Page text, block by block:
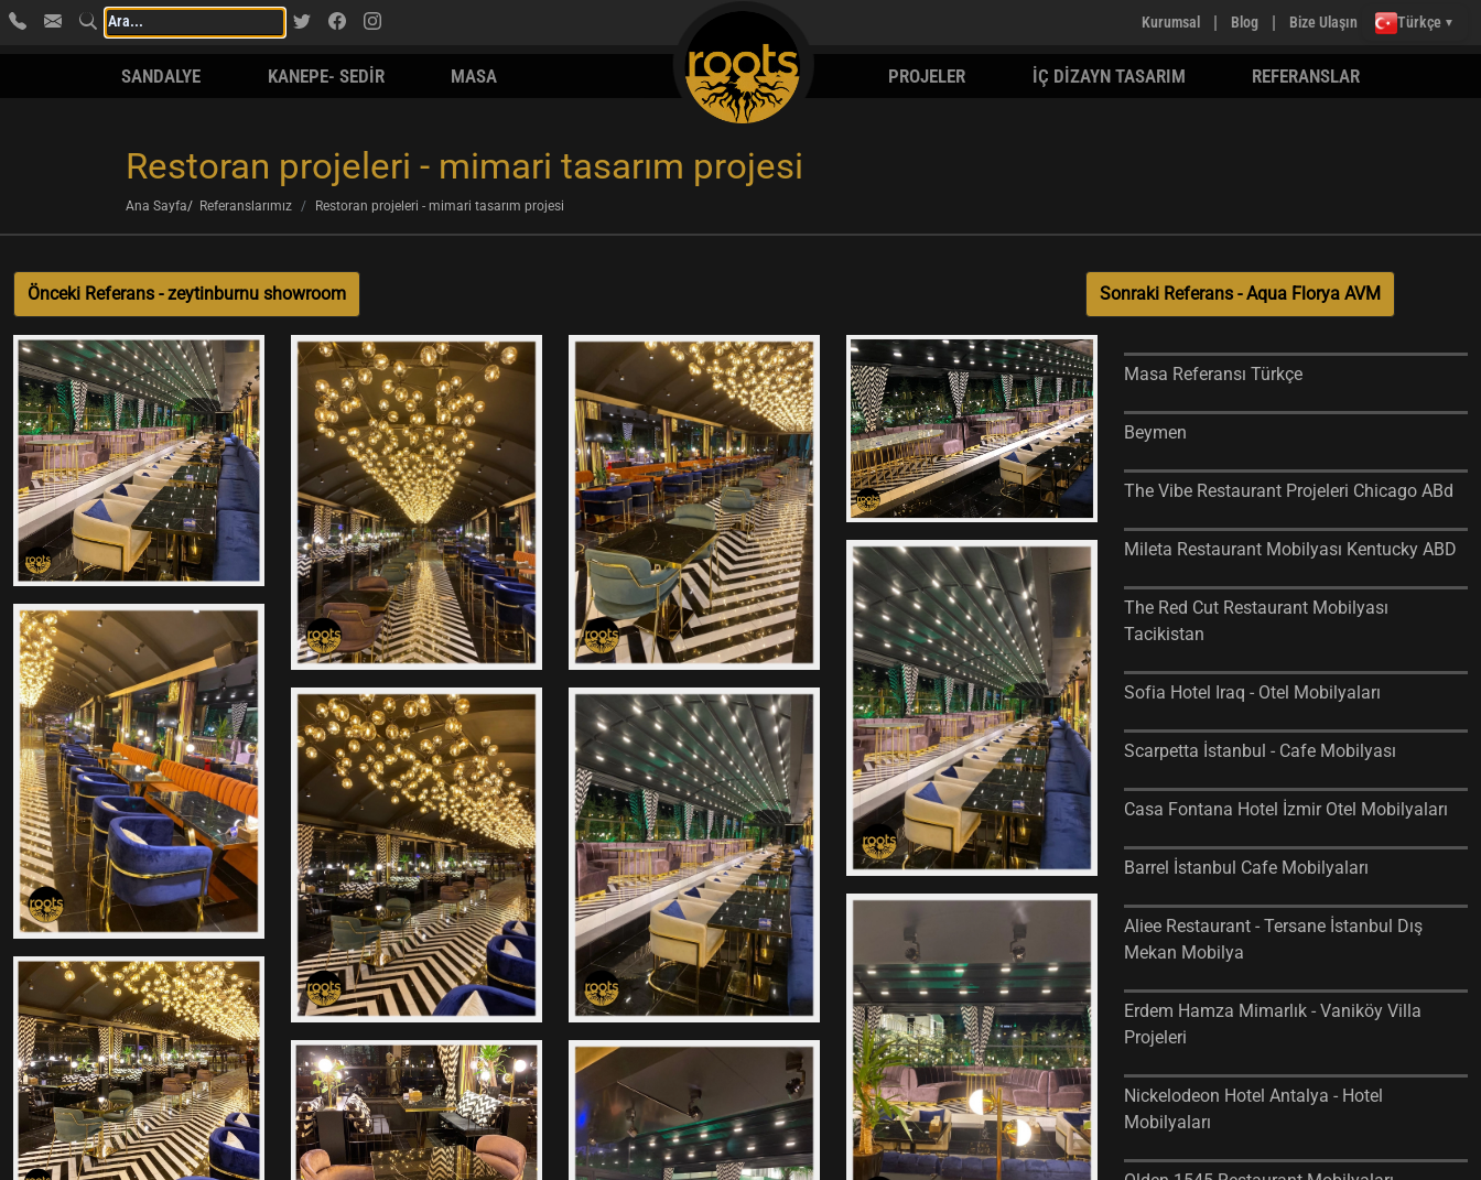
Kurumsal | Blog | Bize Ulaşın Türkçe ▼
SANDALYE KANEPE- SEDİR MASA PROJELER İÇ DİZAYN TASARIM REFERANSLAR
Restoran projeleri - mimari tasarım projesi
Ana Sayfa Referanslarımız Restoran projeleri - mimari tasarım projesi
Önceki Referans - zeytinburnu showroom Sonraki Referans - Aqua Florya AVM
Masa Referansı Türkçe
Beymen
The Vibe Restaurant Projeleri Chicago ABd
Mileta Restaurant Mobilyası Kentucky ABD
The Red Cut Restaurant Mobilyası
Tacikistan
Sofia Hotel Iraq - Otel Mobilyaları
Scarpetta İstanbul - Cafe Mobilyası
Casa Fontana Hotel İzmir Otel Mobilyaları
Barrel İstanbul Cafe Mobilyaları
Aliee Restaurant - Tersane İstanbul Dış
Mekan Mobilya
Erdem Hamza Mimarlık - Vaniköy Villa
Projeleri
Nickelodeon Hotel Antalya - Hotel
Mobilyaları